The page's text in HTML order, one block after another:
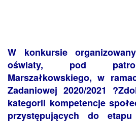
W konkursie
oświaty, pod
Marszałkowskiego, w
Zadaniowej 2020/2021
kategorii kompetencje
przystępujących do